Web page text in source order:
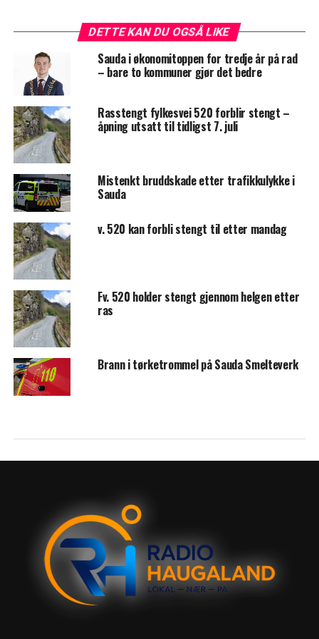
DETTE KAN DU OGSÅ LIKE
Sauda i økonomitoppen for tredje år på rad
– bare to kommuner gjør det bedre
Rasstengt fylkesvei 520 forblir stengt –
åpning utsatt til tidligst 7. juli
Mistenkt bruddskade etter trafikkulykke i
Sauda
v. 520 kan forbli stengt til etter mandag
Fv. 520 holder stengt gjennom helgen etter
ras
Brann i tørketrommel på Sauda Smelteverk